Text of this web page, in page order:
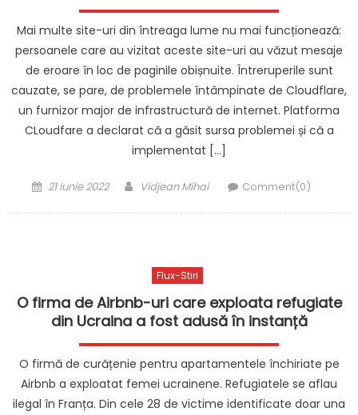
Mai multe site-uri din întreaga lume nu mai funcționează:
persoanele care au vizitat aceste site-uri au văzut mesaje
de eroare în loc de paginile obișnuite. Întreruperile sunt
cauzate, se pare, de problemele întâmpinate de Cloudflare,
un furnizor major de infrastructură de internet. Platforma
CLoudfare a declarat că a găsit sursa problemei și că a
implementat […]
Posted
21 iunie 2022 Author
Vidjean Mihai Comment(0)
Flux-Stiri
O firma de Airbnb-uri care exploata refugiate
din Ucraina a fost adusă în instanță
O firmă de curățenie pentru apartamentele închiriate pe
Airbnb a exploatat femei ucrainene. Refugiatele se aflau
ilegal în Franța. Din cele 28 de victime identificate doar una